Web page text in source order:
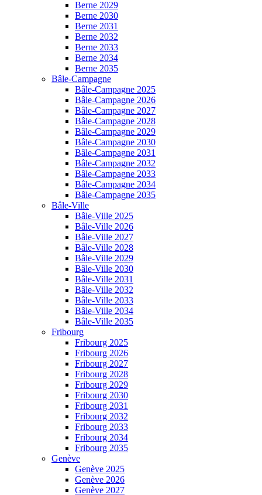
Berne 2029
Berne 2030
Berne 2031
Berne 2032
Berne 2033
Berne 2034
Berne 2035
Bâle-Campagne
Bâle-Campagne 2025
Bâle-Campagne 2026
Bâle-Campagne 2027
Bâle-Campagne 2028
Bâle-Campagne 2029
Bâle-Campagne 2030
Bâle-Campagne 2031
Bâle-Campagne 2032
Bâle-Campagne 2033
Bâle-Campagne 2034
Bâle-Campagne 2035
Bâle-Ville
Bâle-Ville 2025
Bâle-Ville 2026
Bâle-Ville 2027
Bâle-Ville 2028
Bâle-Ville 2029
Bâle-Ville 2030
Bâle-Ville 2031
Bâle-Ville 2032
Bâle-Ville 2033
Bâle-Ville 2034
Bâle-Ville 2035
Fribourg
Fribourg 2025
Fribourg 2026
Fribourg 2027
Fribourg 2028
Fribourg 2029
Fribourg 2030
Fribourg 2031
Fribourg 2032
Fribourg 2033
Fribourg 2034
Fribourg 2035
Genève
Genève 2025
Genève 2026
Genève 2027